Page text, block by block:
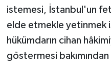
istemesi, İstanbul'un
elde etmekle yetinmek
hükümdarın cihan
göstermesi